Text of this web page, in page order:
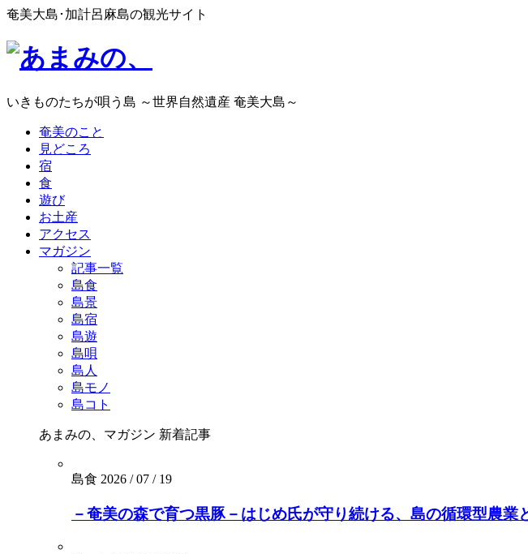
奄美大島･加計呂麻島の観光サイト
いきものたちが唄う島 ～世界自然遺産 奄美大島～
奄美のこと
見どころ
宿
食
遊び
お土産
アクセス
マガジン
記事一覧
島食
島景
島宿
島遊
島唄
島人
島モノ
島コト
あまみの、マガジン 新着記事
島食 2026 / 07 / 19
－奄美の森で育つ黒豚－はじめ氏が守り続ける、島の循環型農